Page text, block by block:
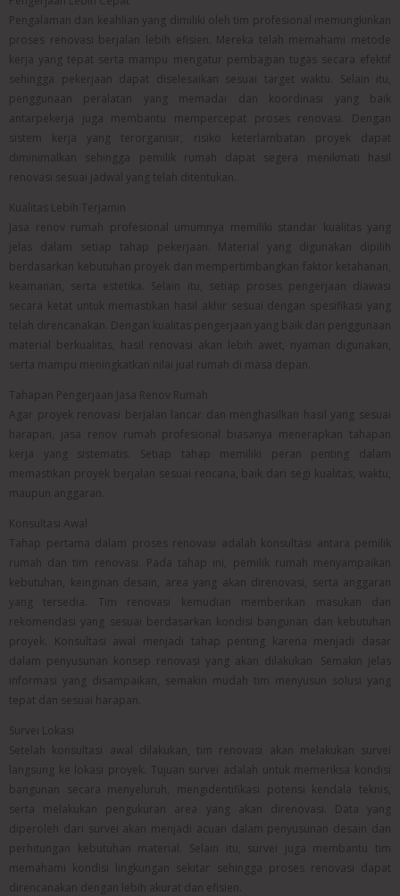
Pengalaman dan keahlian yang dimiliki oleh tim profesional memungkinkan
proses renovasi berjalan lebih efisien. Mereka telah memahami metode
kerja yang tepat serta mampu mengatur pembagian tugas secara efektif
sehingga pekerjaan dapat diselesaikan sesuai target waktu. Selain itu,
penggunaan peralatan yang memadai dan koordinasi yang baik
antarpekerja juga membantu mempercepat proses renovasi. Dengan
sistem kerja yang terorganisir, risiko keterlambatan proyek dapat
diminimalkan sehingga pemilik rumah dapat segera menikmati hasil
renovasi sesuai jadwal yang telah ditentukan.
Kualitas Lebih Terjamin
Jasa renov rumah profesional umumnya memiliki standar kualitas yang
jelas dalam setiap tahap pekerjaan. Material yang digunakan dipilih
berdasarkan kebutuhan proyek dan mempertimbangkan faktor ketahanan,
keamanan, serta estetika. Selain itu, setiap proses pengerjaan diawasi
secara ketat untuk memastikan hasil akhir sesuai dengan spesifikasi yang
telah direncanakan. Dengan kualitas pengerjaan yang baik dan penggunaan
material berkualitas, hasil renovasi akan lebih awet, nyaman digunakan,
serta mampu meningkatkan nilai jual rumah di masa depan.
Tahapan Pengerjaan Jasa Renov Rumah
Agar proyek renovasi berjalan lancar dan menghasilkan hasil yang sesuai
harapan, jasa renov rumah profesional biasanya menerapkan tahapan
kerja yang sistematis. Setiap tahap memiliki peran penting dalam
memastikan proyek berjalan sesuai rencana, baik dari segi kualitas, waktu,
maupun anggaran.
Konsultasi Awal
Tahap pertama dalam proses renovasi adalah konsultasi antara pemilik
rumah dan tim renovasi. Pada tahap ini, pemilik rumah menyampaikan
kebutuhan, keinginan desain, area yang akan direnovasi, serta anggaran
yang tersedia. Tim renovasi kemudian memberikan masukan dan
rekomendasi yang sesuai berdasarkan kondisi bangunan dan kebutuhan
proyek. Konsultasi awal menjadi tahap penting karena menjadi dasar
dalam penyusunan konsep renovasi yang akan dilakukan. Semakin jelas
informasi yang disampaikan, semakin mudah tim menyusun solusi yang
tepat dan sesuai harapan.
Survei Lokasi
Setelah konsultasi awal dilakukan, tim renovasi akan melakukan survei
langsung ke lokasi proyek. Tujuan survei adalah untuk memeriksa kondisi
bangunan secara menyeluruh, mengidentifikasi potensi kendala teknis,
serta melakukan pengukuran area yang akan direnovasi. Data yang
diperoleh dari survei akan menjadi acuan dalam penyusunan desain dan
perhitungan kebutuhan material. Selain itu, survei juga membantu tim
memahami kondisi lingkungan sekitar sehingga proses renovasi dapat
direncanakan dengan lebih akurat dan efisien.